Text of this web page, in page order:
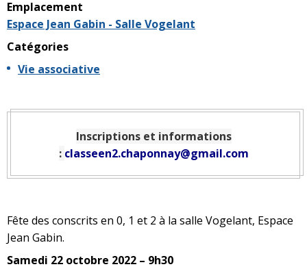
Emplacement
Espace Jean Gabin - Salle Vogelant
Catégories
Vie associative
Inscriptions et informations
: classeen2.chaponnay@gmail.com
Fête des conscrits en 0, 1 et 2 à la salle Vogelant, Espace
Jean Gabin.
Samedi 22 octobre 2022 – 9h30